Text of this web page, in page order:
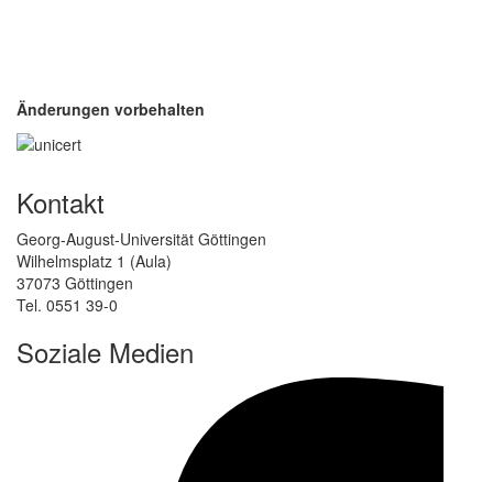
Änderungen vorbehalten
Kontakt
Georg-August-Universität Göttingen
Wilhelmsplatz 1 (Aula)
37073 Göttingen
Tel. 0551 39-0
Soziale Medien